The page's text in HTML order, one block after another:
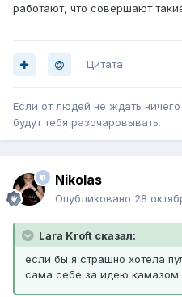
работают, что совершают
Цитата
Если от людей не ждать
будут тебя разочаровывать.
Nikolas
Опубликовано 28
Lara Kroft сказал:
если бы я страшно хотела
сама себе за идею камазом